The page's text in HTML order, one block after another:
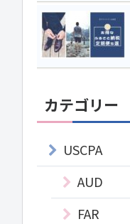
カテゴリー
USCPA
AUD
FAR